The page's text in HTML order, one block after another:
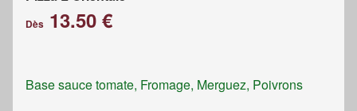
Dès 13.50 €
Base sauce tomate, Fromage, Merguez, Poivrons